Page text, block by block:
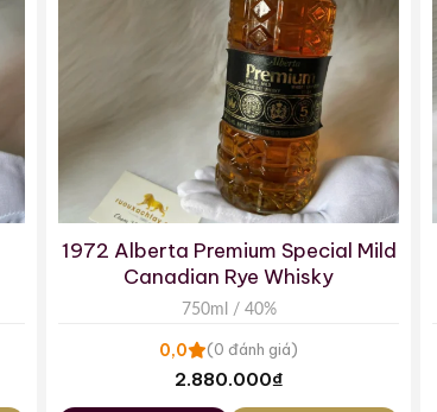
1972 Alberta Premium Special Mild
Canadian Rye Whisky
750ml / 40%
0,0 (0 đánh giá)
2.880.000₫